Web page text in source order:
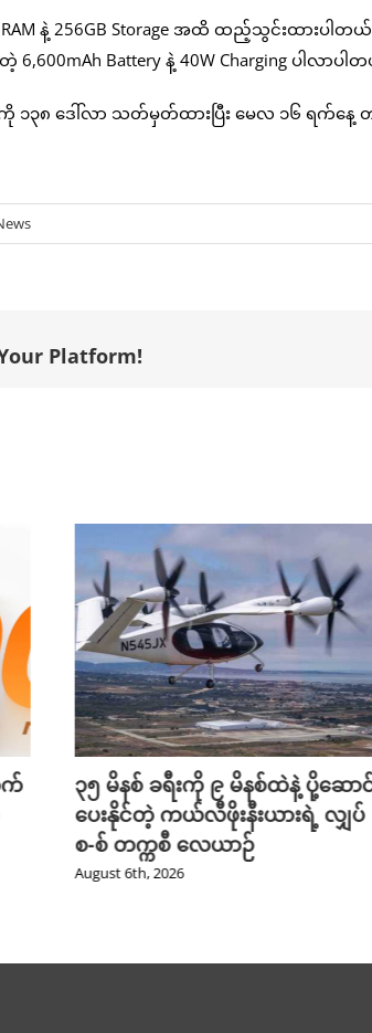
RAM နဲ့ 256GB Storage အထိ ထည့်သွင်းထားပါ
Battery နဲ့ 40W Charging ပါလာပါ
၁၃၈ ဒေါ်လာ သတ်မှတ်ထားပြီး မေလ ၁၆ ရက်နေ့ တ
Platform!
က်
၃၅ မိနစ် ခရီးကို ၉ မိနစ်ထဲနဲ့ ပို့ဆော
ပေးနိုင်တဲ့ ကယ်လီဖိုးနီးယားရဲ့ လျှပ်
စ-စ် တက္ကစီ လေယာဉ်
August 6th, 2026